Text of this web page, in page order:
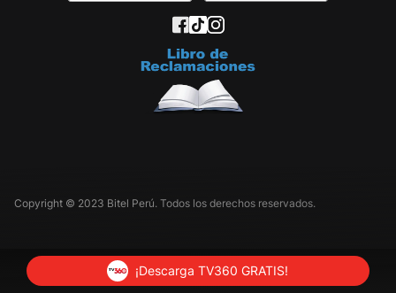
Copyright © 2023 Bitel Perú. Todos los derechos reservados.
¡Descarga TV360 GRATIS!